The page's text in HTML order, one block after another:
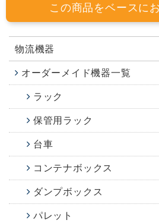
この商品をベースに
物流機器
オーダーメイド機器一覧
ラック
保管用ラック
台車
コンテナボックス
ダンプボックス
パレット